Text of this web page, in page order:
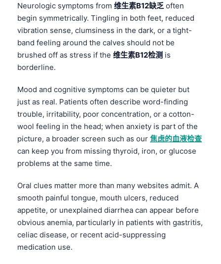
Neurologic symptoms from 维生素B12缺乏 often
begin symmetrically. Tingling in both feet, reduced
vibration sense, clumsiness in the dark, or a tight-
band feeling around the calves should not be
brushed off as stress if the 维生素B12检测 is
borderline.
Mood and cognitive symptoms can be quieter but
just as real. Patients often describe word-finding
trouble, irritability, poor concentration, or a cotton-
wool feeling in the head; when anxiety is part of the
picture, a broader screen such as our 焦虑的血液检查
can keep you from missing thyroid, iron, or glucose
problems at the same time.
Oral clues matter more than many websites admit. A
smooth painful tongue, mouth ulcers, reduced
appetite, or unexplained diarrhea can appear before
obvious anemia, particularly in patients with gastritis,
celiac disease, or recent acid-suppressing
medication use.